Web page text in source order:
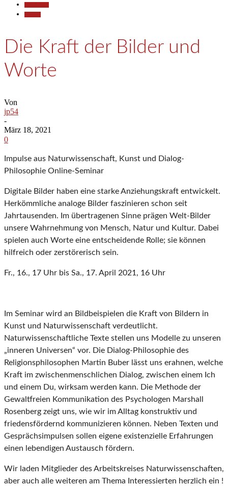
Die Kraft der Bilder und
Worte
Von
jp54
-
März 18, 2021
0
Impulse aus Naturwissenschaft, Kunst und Dialog-
Philosophie Online-Seminar
Digitale Bilder haben eine starke Anziehungskraft entwickelt.
Herkömmliche analoge Bilder faszinieren schon seit
Jahrtausenden. Im übertragenen Sinne prägen Welt-Bilder
unsere Wahrnehmung von Mensch, Natur und Kultur. Dabei
spielen auch Worte eine entscheidende Rolle; sie können
hilfreich oder zerstörerisch sein.
Fr., 16., 17 Uhr bis Sa., 17. April 2021, 16 Uhr
Im Seminar wird an Bildbeispielen die Kraft von Bildern in
Kunst und Naturwissenschaft verdeutlicht.
Naturwissenschaftliche Texte stellen uns Modelle zu unseren
„inneren Universen“ vor. Die Dialog-Philosophie des
Religionsphilosophen Martin Buber lässt uns erahnen, welche
Kraft im zwischenmenschlichen Dialog, zwischen einem Ich
und einem Du, wirksam werden kann. Die Methode der
Gewaltfreien Kommunikation des Psychologen Marshall
Rosenberg zeigt uns, wie wir im Alltag konstruktiv und
friedensfördernd kommunizieren können. Neben Texten und
Gesprächsimpulsen sollen eigene existenzielle Erfahrungen
einen lebendigen Austausch fördern.
Wir laden Mitglieder des Arbeitskreises Naturwissenschaften,
aber auch alle weiteren am Thema Interessierten herzlich ein !